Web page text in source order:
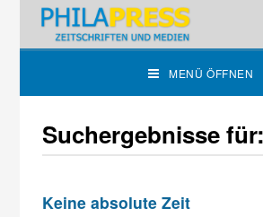
MENÜ ÖFFNEN
Suchergebnisse
Keine absolute Zeit